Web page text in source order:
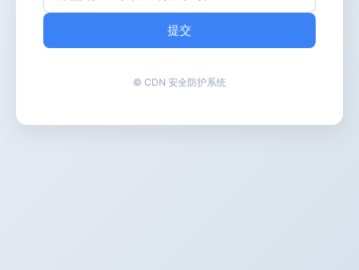
提交
© CDN 安全防护系统